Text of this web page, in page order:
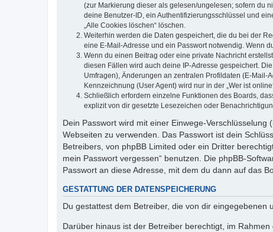
(zur Markierung dieser als gelesen/ungelesen; sofern du
deine Benutzer-ID, ein Authentifizierungsschlüssel und
„Alle Cookies löschen“ löschen.
Weiterhin werden die Daten gespeichert, die du bei der
eine E-Mail-Adresse und ein Passwort notwendig. Wenn
Wenn du einen Beitrag oder eine private Nachricht
diesen Fällen wird auch deine IP-Adresse gespeichert.
Umfragen), Änderungen an zentralen Profildaten (E-
Kennzeichnung (User Agent) wird nur in der „Wer ist
Schließlich erfordern einzelne Funktionen des Boards,
explizit von dir gesetzte Lesezeichen oder
Dein Passwort wird mit einer Einwege-
Webseiten zu verwenden. Das Passwort ist dein
Betreibers, von phpBB Limited oder ein Dritter
mein Passwort vergessen“ benutzen. Die phpBB-
Passwort an diese Adresse, mit dem du dann auf das
GESTATTUNG DER DATENSPEICHERUNG
Du gestattest dem Betreiber, die von dir
Darüber hinaus ist der Betreiber berechtigt, im